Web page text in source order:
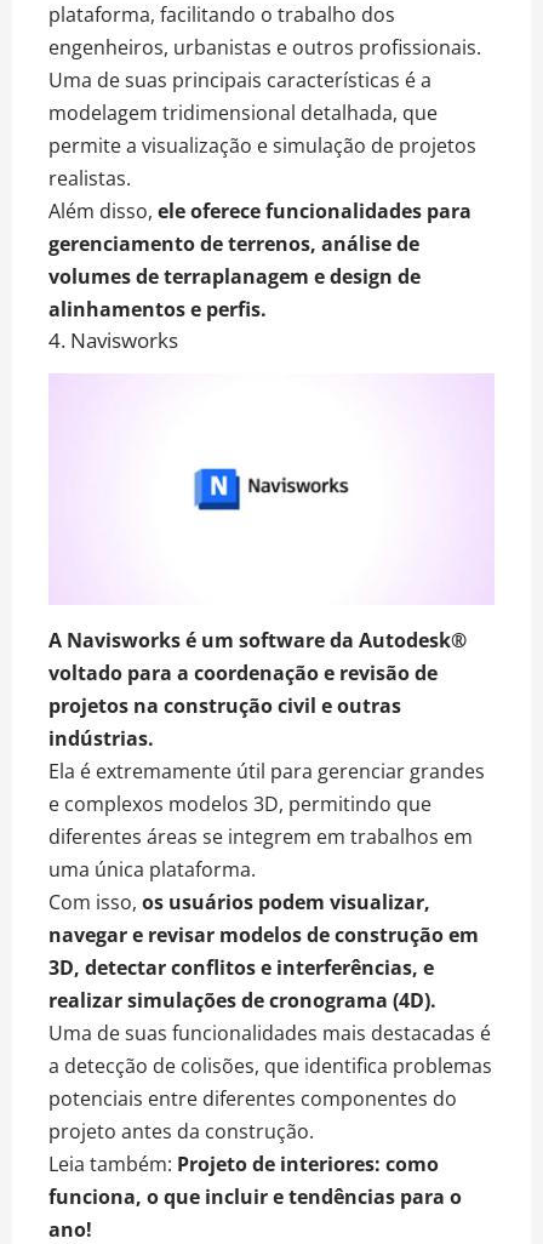
plataforma, facilitando o trabalho dos
engenheiros, urbanistas e outros profissionais.
Uma de suas principais características é a
modelagem tridimensional detalhada, que
permite a visualização e simulação de projetos
realistas.
Além disso, ele oferece funcionalidades para
gerenciamento de terrenos, análise de
volumes de terraplanagem e design de
alinhamentos e perfis.
4. Navisworks
A Navisworks é um software da Autodesk®
voltado para a coordenação e revisão de
projetos na construção civil e outras
indústrias.
Ela é extremamente útil para gerenciar grandes
e complexos modelos 3D, permitindo que
diferentes áreas se integrem em trabalhos em
uma única plataforma.
Com isso, os usuários podem visualizar,
navegar e revisar modelos de construção em
3D, detectar conflitos e interferências, e
realizar simulações de cronograma (4D).
Uma de suas funcionalidades mais destacadas é
a detecção de colisões, que identifica problemas
potenciais entre diferentes componentes do
projeto antes da construção.
Leia também: Projeto de interiores: como
funciona, o que incluir e tendências para o
ano!